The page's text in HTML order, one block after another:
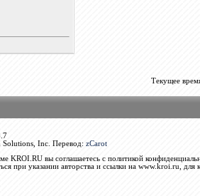
Текущее
Inc. Перевод: zCarot
KROI.RU вы соглашаетесь с политикой
при указании авторства и ссылки на www.kroi.ru, для